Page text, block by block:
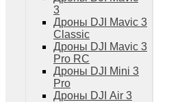
Тепловизионные прицелы
Аккумуляторы для дронов
Телевизоры
Телевизоры
Цифровая техника
Техника Apple
3
Дроны DJI Mavic 3
Classic
Дроны DJI Mavic 3
Pro RC
Дроны DJI Mini 3
Pro
Дроны DJI Air 3